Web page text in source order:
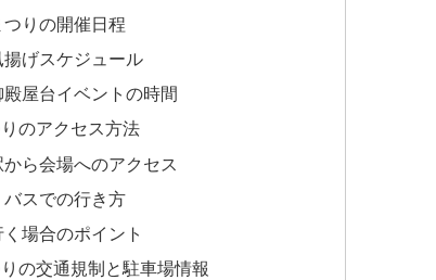
つりの開催日程
揚げスケジュール
殿屋台イベントの時間
のアクセス方法
から会場へのアクセス
バスでの行き方
場合のポイント
の交通規制と駐車場情報